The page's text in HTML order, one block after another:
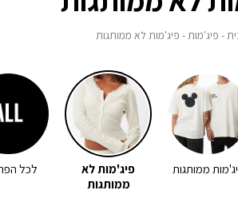
דףפיג'מות פיג'מות
פיג'מות לא ממותגות
ממותגות
פיג'מות לא
ממותגות
לכל